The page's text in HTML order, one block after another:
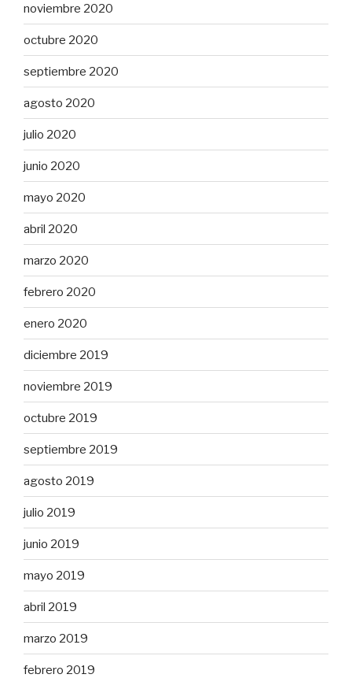
noviembre 2020
octubre 2020
septiembre 2020
agosto 2020
julio 2020
junio 2020
mayo 2020
abril 2020
marzo 2020
febrero 2020
enero 2020
diciembre 2019
noviembre 2019
octubre 2019
septiembre 2019
agosto 2019
julio 2019
junio 2019
mayo 2019
abril 2019
marzo 2019
febrero 2019